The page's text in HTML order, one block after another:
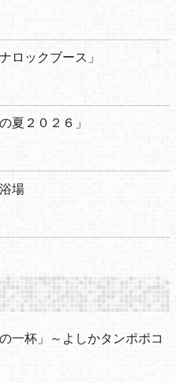
ロックブース」
夏２０２６」
場
一杯」～よしかタンポポコ